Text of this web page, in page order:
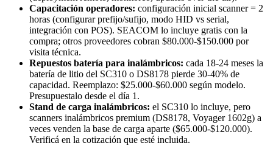
Capacitación operadores: configuración inicial scanner = 2
horas (configurar prefijo/sufijo, modo HID vs serial,
integración con POS). SEACOM lo incluye gratis con la
compra; otros proveedores cobran $80.000-$150.000 por
visita técnica.
Repuestos batería para inalámbricos: cada 18-24 meses la
batería de litio del SC310 o DS8178 pierde 30-40% de
capacidad. Reemplazo: $25.000-$60.000 según modelo.
Presupuestalo desde el día 1.
Stand de carga inalámbricos: el SC310 lo incluye, pero
scanners inalámbricos premium (DS8178, Voyager 1602g) a
veces venden la base de carga aparte ($65.000-$120.000).
Verificá en la cotización que esté incluida.